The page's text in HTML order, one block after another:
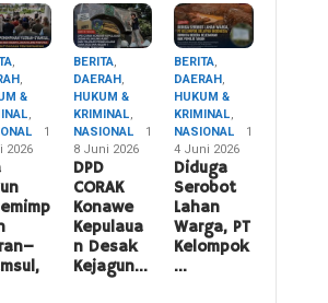
,
,
&
,
1
2026
BERITA,
DAERAH,
HUKUM &
KRIMINAL,
NASIONAL
1
8 Juni 2026
DPD
CORAK
Konawe
Kepulaua
n Desak
Kejagun…
BERITA,
DAERAH,
HUKUM &
KRIMINAL,
NASIONAL
1
4 Juni 2026
Diduga
Serobot
Lahan
Warga, PT
Kelompok
…